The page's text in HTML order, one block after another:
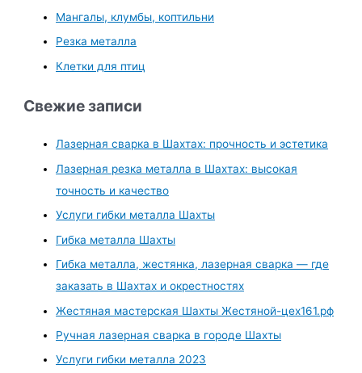
Мангалы, клумбы, коптильни
Резка металла
Клетки для птиц
Свежие записи
Лазерная сварка в Шахтах: прочность и эстетика
Лазерная резка металла в Шахтах: высокая
точность и качество
Услуги гибки металла Шахты
Гибка металла Шахты
Гибка металла, жестянка, лазерная сварка — где
заказать в Шахтах и окрестностях
Жестяная мастерская Шахты Жестяной-цех161.рф
Ручная лазерная сварка в городе Шахты
Услуги гибки металла 2023